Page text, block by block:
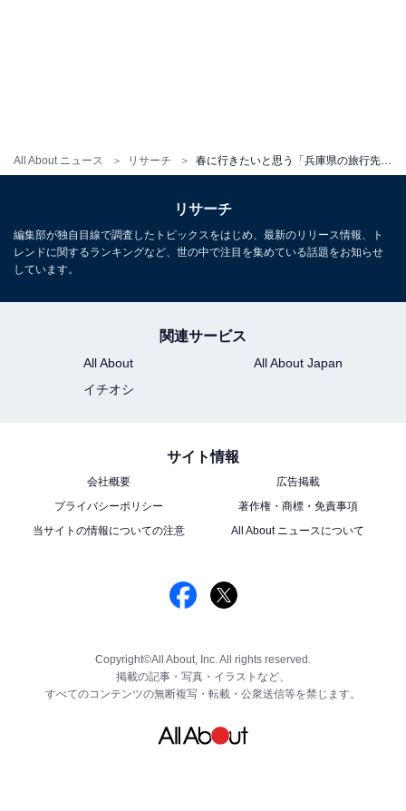
All About ニュース リサーチ
リサーチ
編集部が独自目線で調査したトピックスをはじめ、最新のリリース情報、ト
レンドに関するランキングなど、世の中で注目を集めている話題をお知らせ
しています。
関連サービス
All About
All About Japan
イチオシ
サイト情報
会社概要
広告掲載
プライバシーポリシー
著作権・商標・免責事項
当サイトの情報についての注意
All About ニュースについて
Copyright©All About, Inc. All rights reserved.
掲載の記事・写真・イラストなど、
すべてのコンテンツの無断複写・転載・公衆送信等を禁じます。